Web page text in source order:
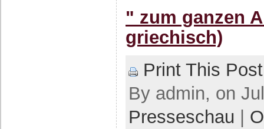
" zum ganzen
griechisch)
Print This Post
By admin, on
Presseschau |